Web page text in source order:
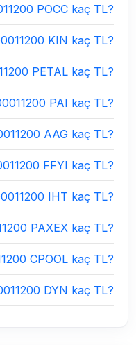
POCC kaç TL?
KIN kaç TL?
PETAL kaç TL?
PAI kaç TL?
AAG kaç TL?
FFYI kaç TL?
IHT kaç TL?
PAXEX kaç TL?
CPOOL kaç TL?
DYN kaç TL?